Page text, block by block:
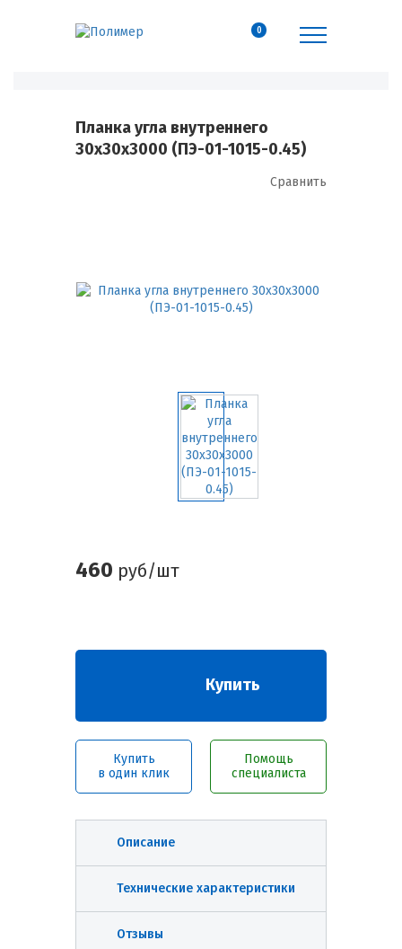
0
Планка угла внутреннего
30х30х3000 (ПЭ-01-1015-0.45)
Сравнить
460 руб/шт
Купить
Купить
в один клик
Помощь
специалиста
Описание
Технические характеристики
Отзывы